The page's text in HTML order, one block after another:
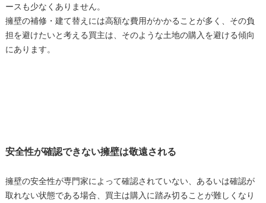
ースも少なくありません。
擁壁の補修・建て替えには高額な費用がかかることが多く、その負
担を避けたいと考える買主は、そのような土地の購入を避ける傾向
にあります。
安全性が確認できない擁壁は敬遠される
擁壁の安全性が専門家によって確認されていない、あるいは確認が
取れない状態である場合、買主は購入に踏み切ることが難しくなり